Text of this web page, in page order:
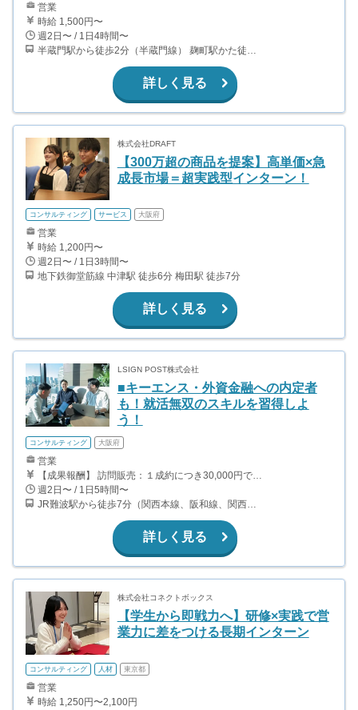
営業
時給 1,500円〜
週2日〜 / 1日4時間〜
詳しく見る
株式会社DRAFT
【300万超の商品を提案】高単価×急
成長市場＝超実践型インターン！
コンサルティング サービス 大阪府
営業
時給 1,200円〜
週2日〜 / 1日3時間〜
地下鉄御堂筋線 中津駅 徒歩6分 梅田駅 徒歩7分
詳しく見る
LSIGN POST株式会社
■キーエンス・外資金融への内定者
も！就活無双のスキルを習得しよ
う！
コンサルティング 大阪府
営業
【成果報酬】 訪問販売：１成約につき30,000円です。 例えば、光インターネットの成約であれば、平均的に2.5日で1件の契約が見込めます。（12,000円/1日6時間稼働） ＜月収例＞月に100万以上稼ぐ方もいます！ ・月5件成約：150,000円 ・月15件成約：450,000円 ・月30成約：900,000円➕マネジメントインセンティブ300,000円 合計1,200,000円 時給換算で2,000円程度が、平均的なインターン生の報酬となっています。
週2日〜 / 1日5時間〜
JR難波駅から徒歩7分（関西本線、阪和線、関西空港線） 大阪難波駅から徒歩13分（近鉄奈良線、阪神なんば線） 桜川駅から徒歩4分（大阪メトロ千日前線、阪神なんば線）
詳しく見る
株式会社コネクトボックス
【学生から即戦力へ】研修×実践で営
業力に差をつける長期インターン
コンサルティング 人材 東京都
営業
時給 1,250円〜2,100円